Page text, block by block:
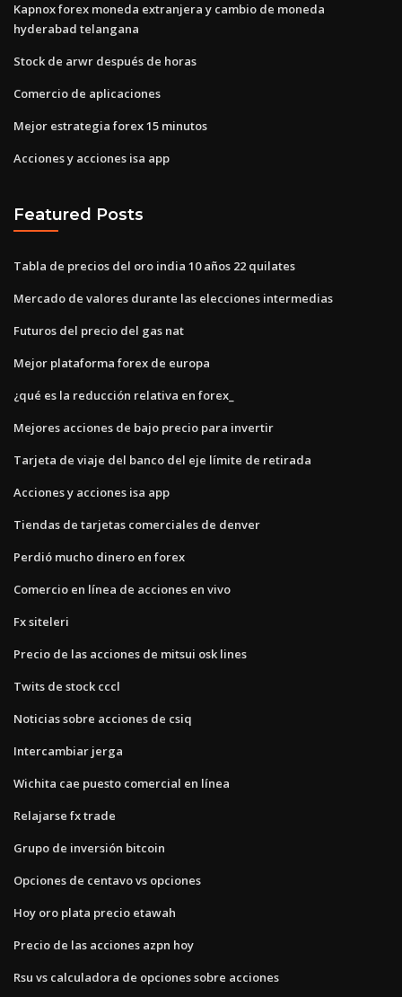
Kapnox forex moneda extranjera y cambio de moneda
hyderabad telangana
Stock de arwr después de horas
Comercio de aplicaciones
Mejor estrategia forex 15 minutos
Acciones y acciones isa app
Featured Posts
Tabla de precios del oro india 10 años 22 quilates
Mercado de valores durante las elecciones intermedias
Futuros del precio del gas nat
Mejor plataforma forex de europa
¿qué es la reducción relativa en forex_
Mejores acciones de bajo precio para invertir
Tarjeta de viaje del banco del eje límite de retirada
Acciones y acciones isa app
Tiendas de tarjetas comerciales de denver
Perdió mucho dinero en forex
Comercio en línea de acciones en vivo
Fx siteleri
Precio de las acciones de mitsui osk lines
Twits de stock cccl
Noticias sobre acciones de csiq
Intercambiar jerga
Wichita cae puesto comercial en línea
Relajarse fx trade
Grupo de inversión bitcoin
Opciones de centavo vs opciones
Hoy oro plata precio etawah
Precio de las acciones azpn hoy
Rsu vs calculadora de opciones sobre acciones